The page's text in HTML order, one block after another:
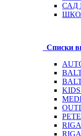
САД
Списки